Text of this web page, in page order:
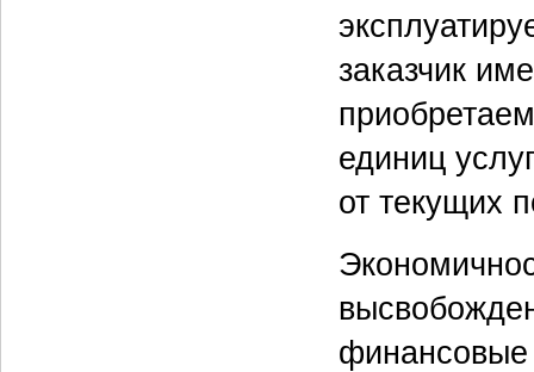
заказчик
единиц
от текущих
финансовые